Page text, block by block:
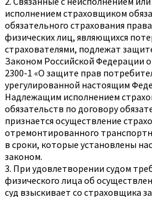
исполнением страховщиком
обязательного страхования
физических лиц, являющихся
страхователями, подлежат
Законом Российской Федерации
2300-1 «О защите прав
урегулированной настоящим
Надлежащим исполнением
обязательств по договору
признается осуществление
отремонтированного
в сроки, которые установлены
законом.
3. При удовлетворении судом
физического лица об
суд взыскивает со страховщика